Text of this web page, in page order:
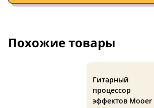
Похожие товары
Гитарный
процессор
эффектов Mooer